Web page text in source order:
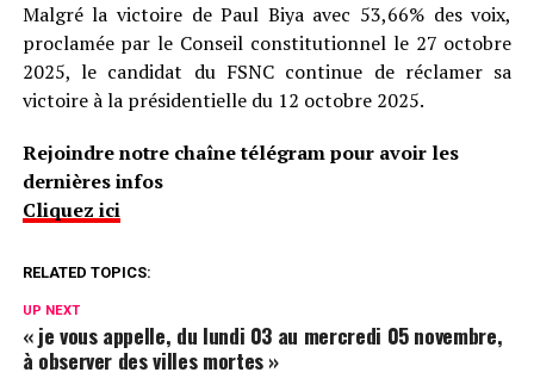
Malgré la victoire de Paul Biya avec 53,66% des voix,
proclamée par le Conseil constitutionnel le 27 octobre
2025, le candidat du FSNC continue de réclamer sa
victoire à la présidentielle du 12 octobre 2025.
Rejoindre notre chaîne télégram pour avoir les
dernières infos
Cliquez ici
RELATED TOPICS:
UP NEXT
« je vous appelle, du lundi 03 au mercredi 05 novembre,
à observer des villes mortes »